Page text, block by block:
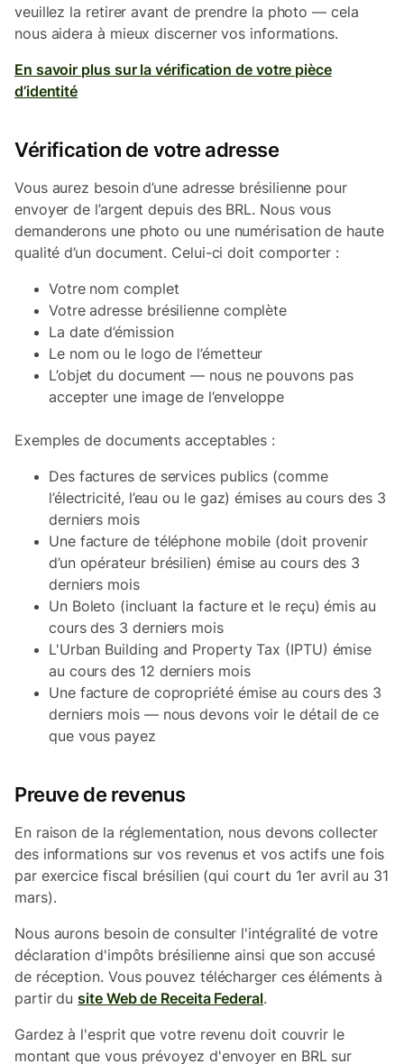
veuillez la retirer avant de prendre la photo — cela
nous aidera à mieux discerner vos informations.
En savoir plus sur la vérification de votre pièce
d’identité
Vérification de votre adresse
Vous aurez besoin d’une adresse brésilienne pour
envoyer de l’argent depuis des BRL. Nous vous
demanderons une photo ou une numérisation de haute
qualité d’un document. Celui-ci doit comporter :
Votre nom complet
Votre adresse brésilienne complète
La date d’émission
Le nom ou le logo de l’émetteur
L’objet du document — nous ne pouvons pas
accepter une image de l’enveloppe
Exemples de documents acceptables :
Des factures de services publics (comme
l’électricité, l’eau ou le gaz) émises au cours des 3
derniers mois
Une facture de téléphone mobile (doit provenir
d’un opérateur brésilien) émise au cours des 3
derniers mois
Un Boleto (incluant la facture et le reçu) émis au
cours des 3 derniers mois
L'Urban Building and Property Tax (IPTU) émise
au cours des 12 derniers mois
Une facture de copropriété émise au cours des 3
derniers mois — nous devons voir le détail de ce
que vous payez
Preuve de revenus
En raison de la réglementation, nous devons collecter
des informations sur vos revenus et vos actifs une fois
par exercice fiscal brésilien (qui court du 1er avril au 31
mars).
Nous aurons besoin de consulter l'intégralité de votre
déclaration d'impôts brésilienne ainsi que son accusé
de réception. Vous pouvez télécharger ces éléments à
partir dusite Web de Receita Federal.
Gardez à l'esprit que votre revenu doit couvrir le
montant que vous prévoyez d'envoyer en BRL sur